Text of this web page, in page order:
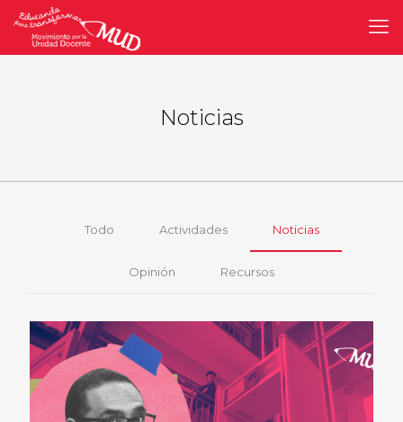
Noticias
Todo Actividades Noticias
Opinión Recursos